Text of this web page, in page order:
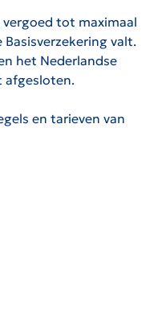
vergoed tot maximaal
valt.
het Nederlandse
afgesloten.
en tarieven van